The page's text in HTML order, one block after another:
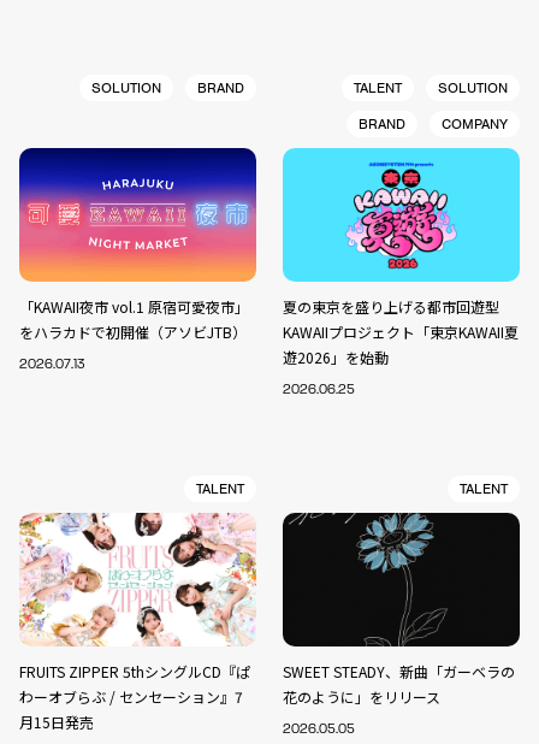
SOLUTION BRAND
「KAWAII夜市 vol.1 原宿可愛夜市」
をハラカドで初開催（アソビJTB）
2026.07.13
TALENT
SOLUTION
BRAND
COMPANY
夏の東京を盛り上げる都市回遊型
KAWAIIプロジェクト「東京KAWAII夏
遊2026」を始動
2026.06.25
TALENT
FRUITS ZIPPER 5thシングルCD『ぱ
わーオブらぶ / センセーション』7
月15日発売
TALENT
SWEET STEADY、新曲「ガーベラの
花のように」をリリース
2026.05.05